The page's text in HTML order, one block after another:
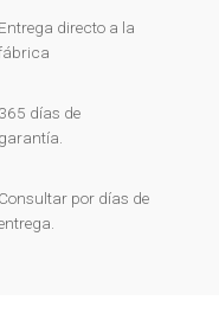
Entrega directo a la
365 días de
garantía.
Consultar por días de